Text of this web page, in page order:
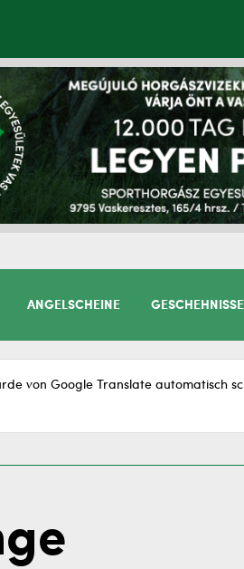
ANGELSCHEINE GESCHEHNISSE
von Google Translate automatisch